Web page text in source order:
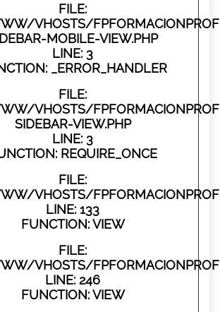
FILE:
VHOSTS/
MOBILE-VIEW.PHP
LINE: 3
_ERROR_HANDLER
FILE:
VHOSTS/
SIDEBAR-VIEW.PHP
LINE: 3
REQUIRE_ONCE
FILE:
VHOSTS/
LINE: 133
FUNCTION: VIEW
FILE:
VHOSTS/
LINE: 246
FUNCTION: VIEW